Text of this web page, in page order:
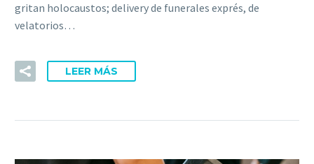
gritan holocaustos; delivery de funerales exprés, de
velatorios…
LEER MÁS